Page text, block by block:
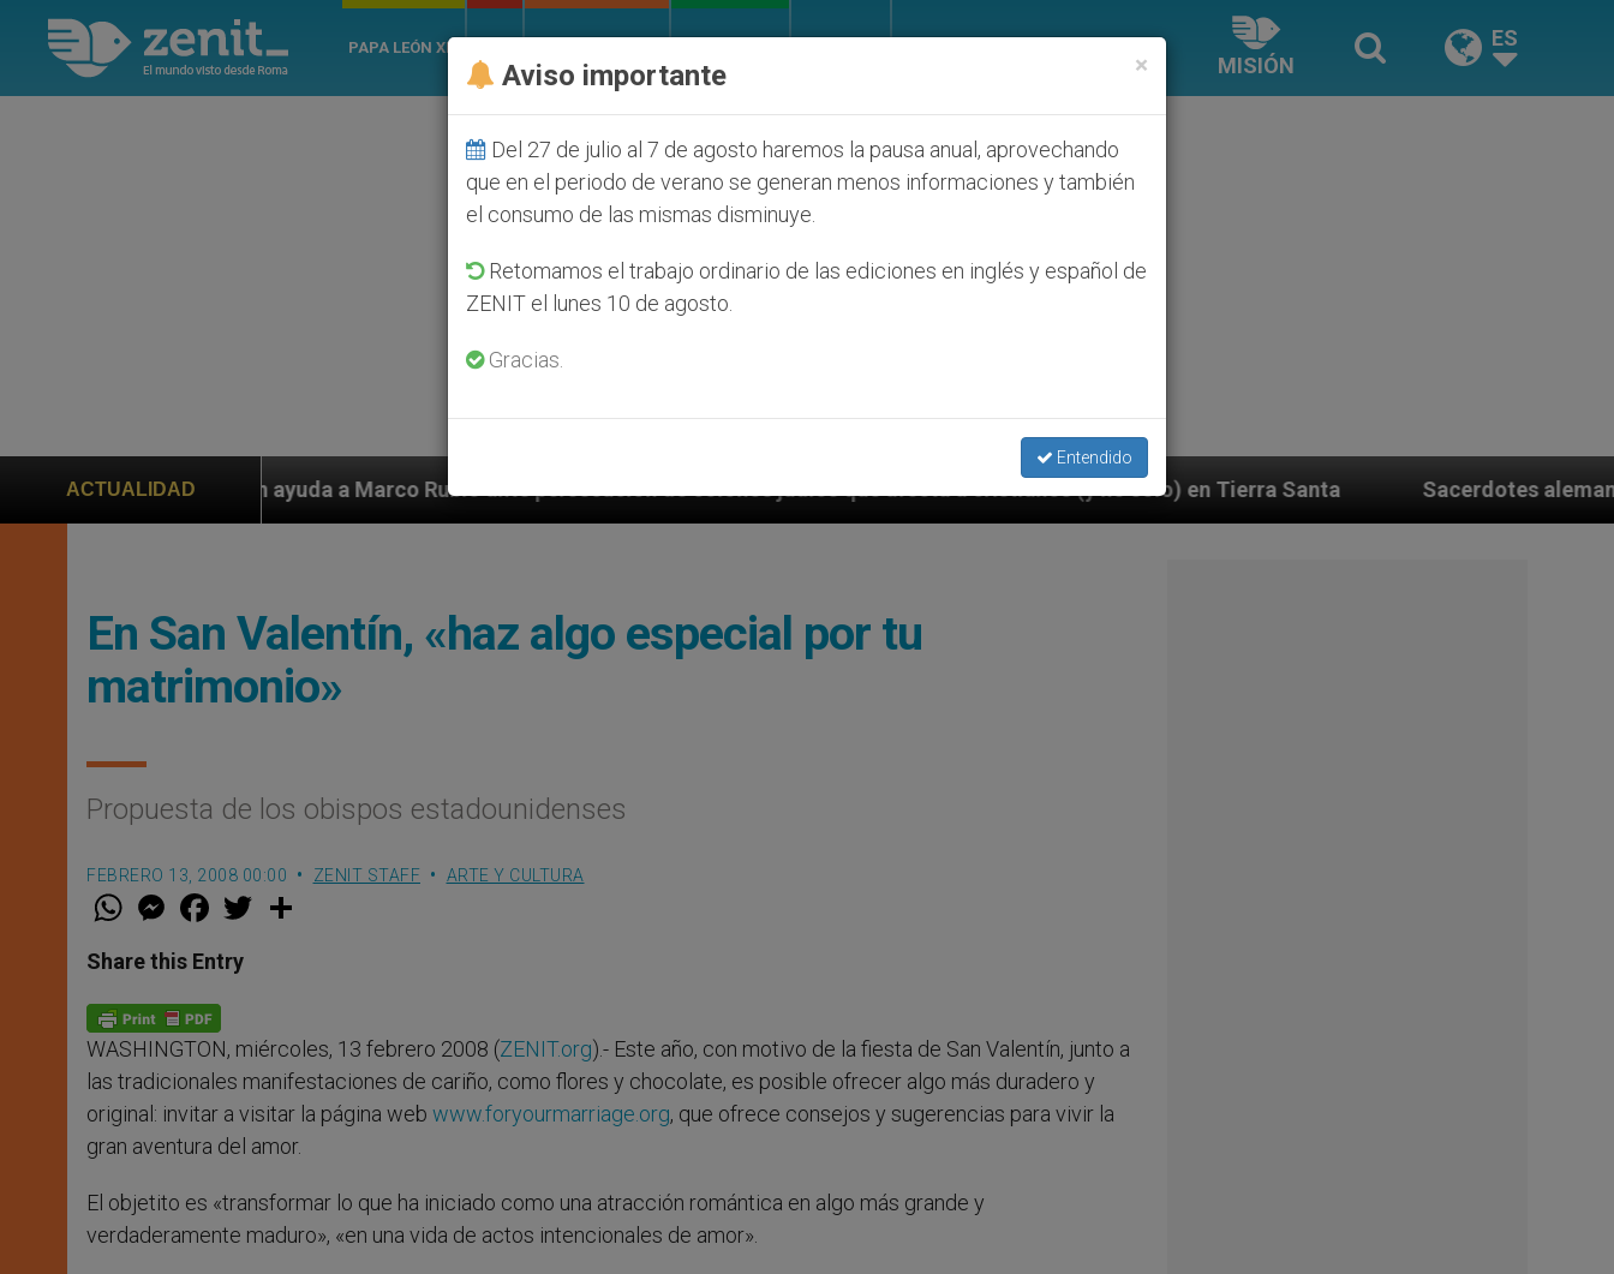
PAPA LEÓN XIV
MISIÓN
ES
ACTUALIDAD
ayuda a Marco Rubio ante persecución de colonos judíos que afecta a cristianos (y no sólo) en Tierra Santa Sacerdotes alemanes fieles al Papa
En San Valentín, «haz algo especial por tu
matrimonio»
Propuesta de los obispos estadounidenses
FEBRERO 13, 2008 00:00 ZENIT STAFF ARTE Y CULTURA
W
t
s
p
p
M
e
s
e
g
e
r
F
a
e
b
o
k
w
Share this Entry
WASHINGTON, miércoles, 13 febrero 2008 (ZENIT.org).- Este año, con motivo de la fiesta de San Valentín, junto a
las tradicionales manifestaciones de cariño, como flores y chocolate, es posible ofrecer algo más duradero y
original: invitar a visitar la página web www.foryourmarriage.org, que ofrece consejos y sugerencias para vivir la
gran aventura del amor.
El objetito es «transformar lo que ha iniciado como una atracción romántica en algo más grande y
verdaderamente maduro», «en una vida de actos intencionales de amor».
×
Aviso importante
Del 27 de julio al 7 de agosto haremos la pausa anual, aprovechando
que en el periodo de verano se generan menos informaciones y también
el consumo de las mismas disminuye.
Retomamos el trabajo ordinario de las ediciones en inglés y español de
ZENIT el lunes 10 de agosto.
Gracias.
Entendido